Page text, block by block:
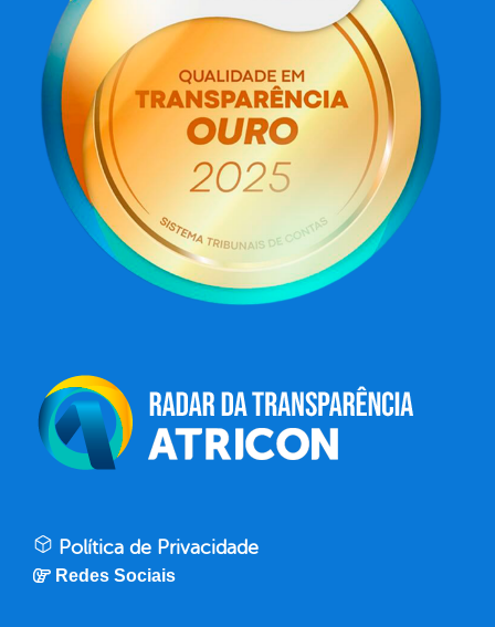
Política de Privacidade
Redes Sociais